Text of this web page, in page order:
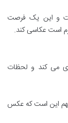
و این یک فرصت
است عکاسی کند.
می کند و لحظات
مهم این است که عکس